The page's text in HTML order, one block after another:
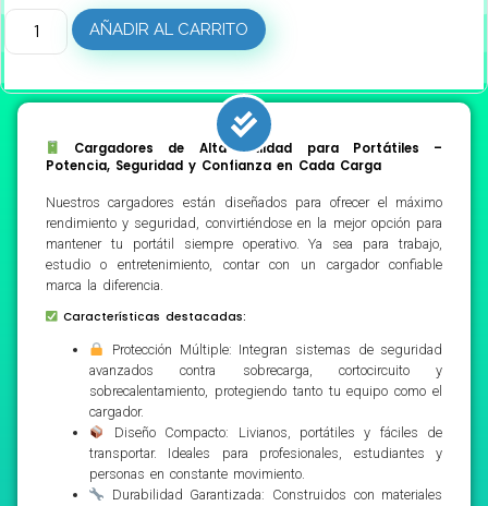
AÑADIR AL CARRITO
Cargadores de Alta Calidad para Portátiles –
Potencia, Seguridad y Confianza en Cada Carga
Nuestros cargadores están diseñados para ofrecer el máximo
rendimiento y seguridad, convirtiéndose en la mejor opción para
mantener tu portátil siempre operativo. Ya sea para trabajo,
estudio o entretenimiento, contar con un cargador confiable
marca la diferencia.
Características destacadas:
Protección Múltiple: Integran sistemas de seguridad
avanzados contra sobrecarga, cortocircuito y
sobrecalentamiento, protegiendo tanto tu equipo como el
cargador.
Diseño Compacto: Livianos, portátiles y fáciles de
transportar. Ideales para profesionales, estudiantes y
personas en constante movimiento.
Durabilidad Garantizada: Construidos con materiales